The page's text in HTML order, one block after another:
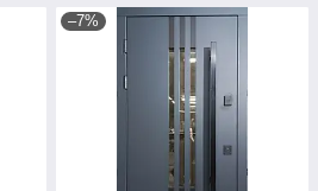
–7%